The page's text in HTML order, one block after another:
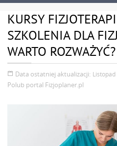
KURSY
SZKOLENIA DLA
WARTO ROZWAŻYĆ?
Data ostatniej aktualizacji: Listopad
Polub portal Fizjoplaner.pl